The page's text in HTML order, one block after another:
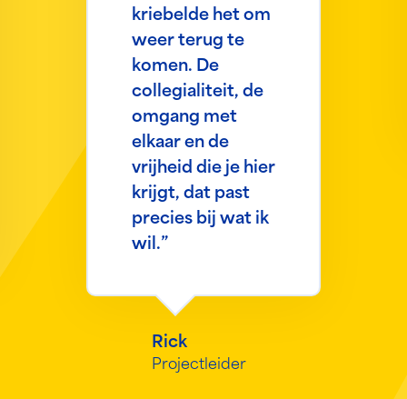
kriebelde het om
weer terug te
komen. De
collegialiteit, de
omgang met
elkaar en de
vrijheid die je hier
krijgt, dat past
precies bij wat ik
wil.”
Rick
Projectleider